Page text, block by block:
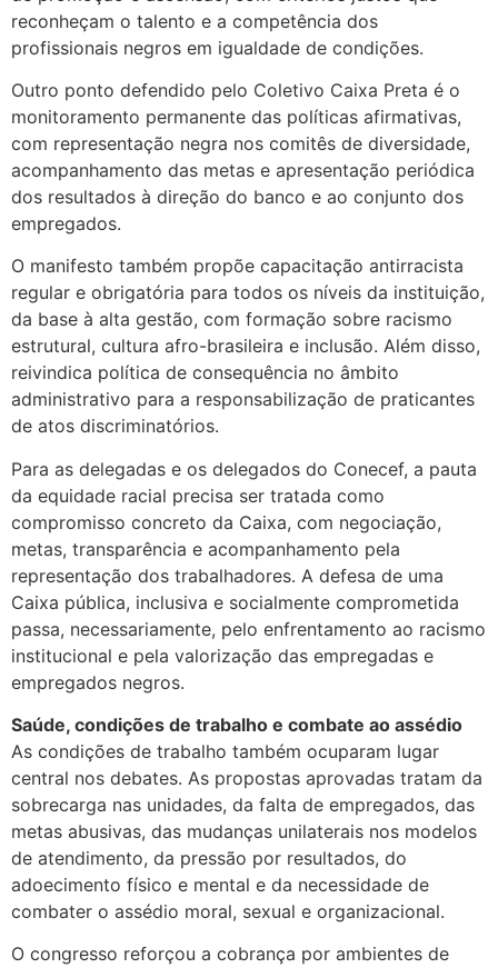
reconheçam o talento e a competência dos
profissionais negros em igualdade de condições.
Outro ponto defendido pelo Coletivo Caixa Preta é o
monitoramento permanente das políticas afirmativas,
com representação negra nos comitês de diversidade,
acompanhamento das metas e apresentação periódica
dos resultados à direção do banco e ao conjunto dos
empregados.
O manifesto também propõe capacitação antirracista
regular e obrigatória para todos os níveis da instituição,
da base à alta gestão, com formação sobre racismo
estrutural, cultura afro-brasileira e inclusão. Além disso,
reivindica política de consequência no âmbito
administrativo para a responsabilização de praticantes
de atos discriminatórios.
Para as delegadas e os delegados do Conecef, a pauta
da equidade racial precisa ser tratada como
compromisso concreto da Caixa, com negociação,
metas, transparência e acompanhamento pela
representação dos trabalhadores. A defesa de uma
Caixa pública, inclusiva e socialmente comprometida
passa, necessariamente, pelo enfrentamento ao racismo
institucional e pela valorização das empregadas e
empregados negros.
Saúde, condições de trabalho e combate ao assédio
As condições de trabalho também ocuparam lugar
central nos debates. As propostas aprovadas tratam da
sobrecarga nas unidades, da falta de empregados, das
metas abusivas, das mudanças unilaterais nos modelos
de atendimento, da pressão por resultados, do
adoecimento físico e mental e da necessidade de
combater o assédio moral, sexual e organizacional.
O congresso reforçou a cobrança por ambientes de